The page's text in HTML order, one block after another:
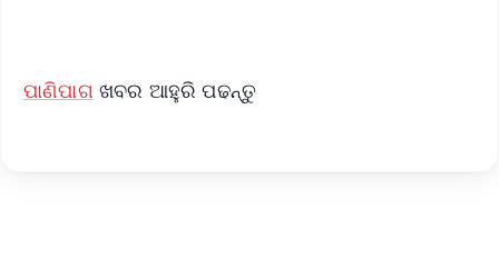
ପାଣିପାଗ ଖବର ଆହୁରି ପଢନ୍ତୁ